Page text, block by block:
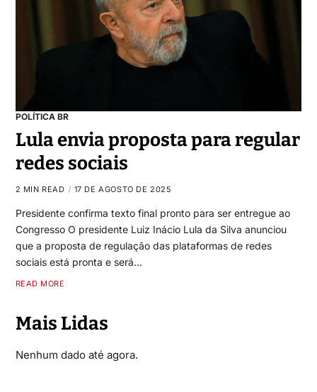
POLÍTICA BR
Lula envia proposta para regular
redes sociais
2 MIN READ 17 DE AGOSTO DE 2025
Presidente confirma texto final pronto para ser entregue ao
Congresso O presidente Luiz Inácio Lula da Silva anunciou
que a proposta de regulação das plataformas de redes
sociais está pronta e será…
READ MORE
Mais Lidas
Nenhum dado até agora.